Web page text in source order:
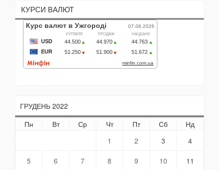
КУРСИ ВАЛЮТ
ГРУДЕНЬ 2022
Пн
Вт Ср Чт Пт Сб
Нд
1
2 3 4
5 6 7 8 9 10 11